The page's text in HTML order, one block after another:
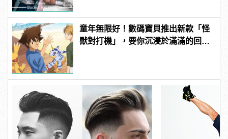
童年無限好！數碼寶貝推出新款「怪
獸對打機」，要你沉浸於滿滿的回憶